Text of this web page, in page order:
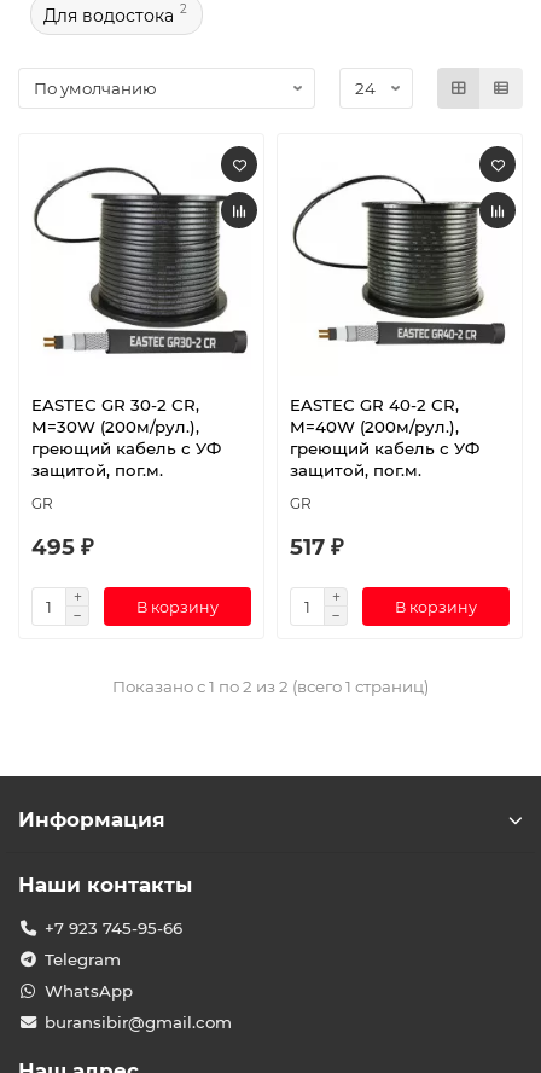
Для водостока 2
EASTEC GR 30-2 CR,
M=30W (200м/рул.),
греющий кабель с УФ
защитой, пог.м.
GR
495 ₽
В корзину
EASTEC GR 40-2 CR,
M=40W (200м/рул.),
греющий кабель с УФ
защитой, пог.м.
GR
517 ₽
В корзину
Показано с 1 по 2 из 2 (всего 1 страниц)
Информация
Наши контакты
+7 923 745-95-66
Telegram
WhatsApp
buransibir@gmail.com